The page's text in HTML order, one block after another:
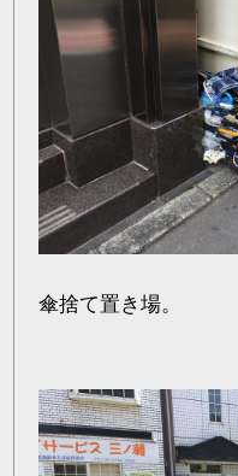
傘捨て置き場。